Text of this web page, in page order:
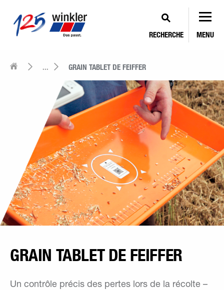
RECHERCHE MENU
... GRAIN TABLET DE FEIFFER
GRAIN TABLET DE FEIFFER
Un contrôle précis des pertes lors de la récolte –